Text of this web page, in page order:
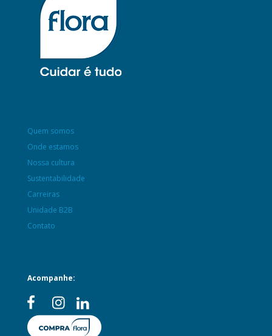
Quem somos
Onde estamos
Nossa cultura
Sustentabilidade
Carreiras
Unidade B2B
Contato
Acompanhe: